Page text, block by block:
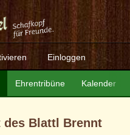
Einloggen
Ehrentribüne Kalender
des Blattl Brennt